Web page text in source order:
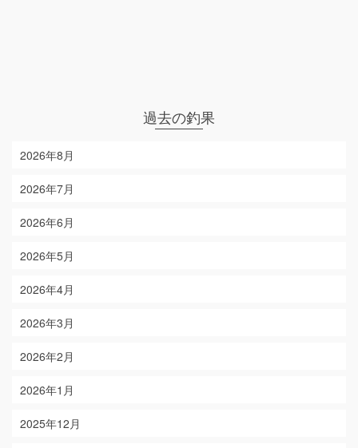
過去の釣果
2026年8月
2026年7月
2026年6月
2026年5月
2026年4月
2026年3月
2026年2月
2026年1月
2025年12月